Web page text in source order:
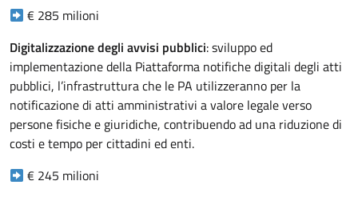
€ 285 milioni
Digitalizzazione degli avvisi pubblici: sviluppo ed
implementazione della Piattaforma notifiche digitali degli atti
pubblici, l’infrastruttura che le PA utilizzeranno per la
notificazione di atti amministrativi a valore legale verso
persone fisiche e giuridiche, contribuendo ad una riduzione di
costi e tempo per cittadini ed enti.
€ 245 milioni